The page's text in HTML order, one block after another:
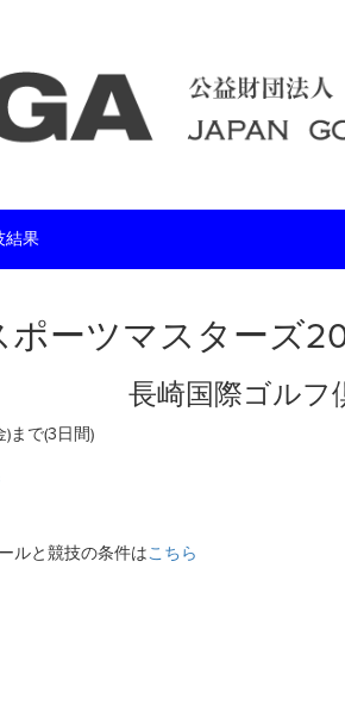
結果
ポーツマスターズ
長崎国際ゴルフ
まで(3日間)
ルと競技の条件はこちら